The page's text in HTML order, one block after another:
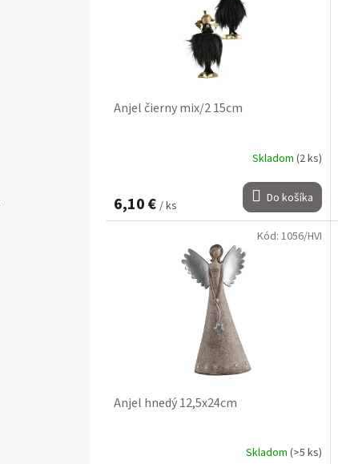
Anjel čierny mix/2 15cm
Skladom (2 ks)
6,10 € / ks Do košíka
Anjel hnedý 12,5x24cm
Skladom (>5 ks)
Kód: 1056/HVI